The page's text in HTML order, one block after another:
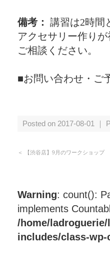
備考： 講習は2時間
アクセサリー作り
ご相談ください。
■お問い合わせ・ご
Posted on 2017-08-01 ｜
＜ 【渋谷店】9月のワークショップ
Warning: count():
implements
/home/
includes/class-